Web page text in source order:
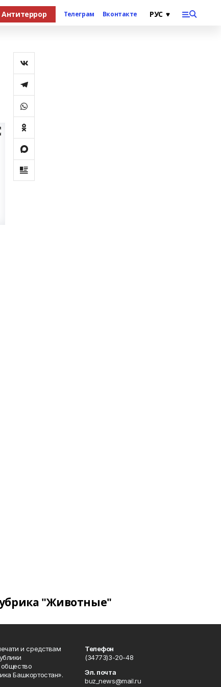
Антитеррор Телеграм Вконтакте
"Животные"
и средствам
Башкортостан».
Телефон
(34773)3-20-48
Эл. почта
buz_news@mail.ru